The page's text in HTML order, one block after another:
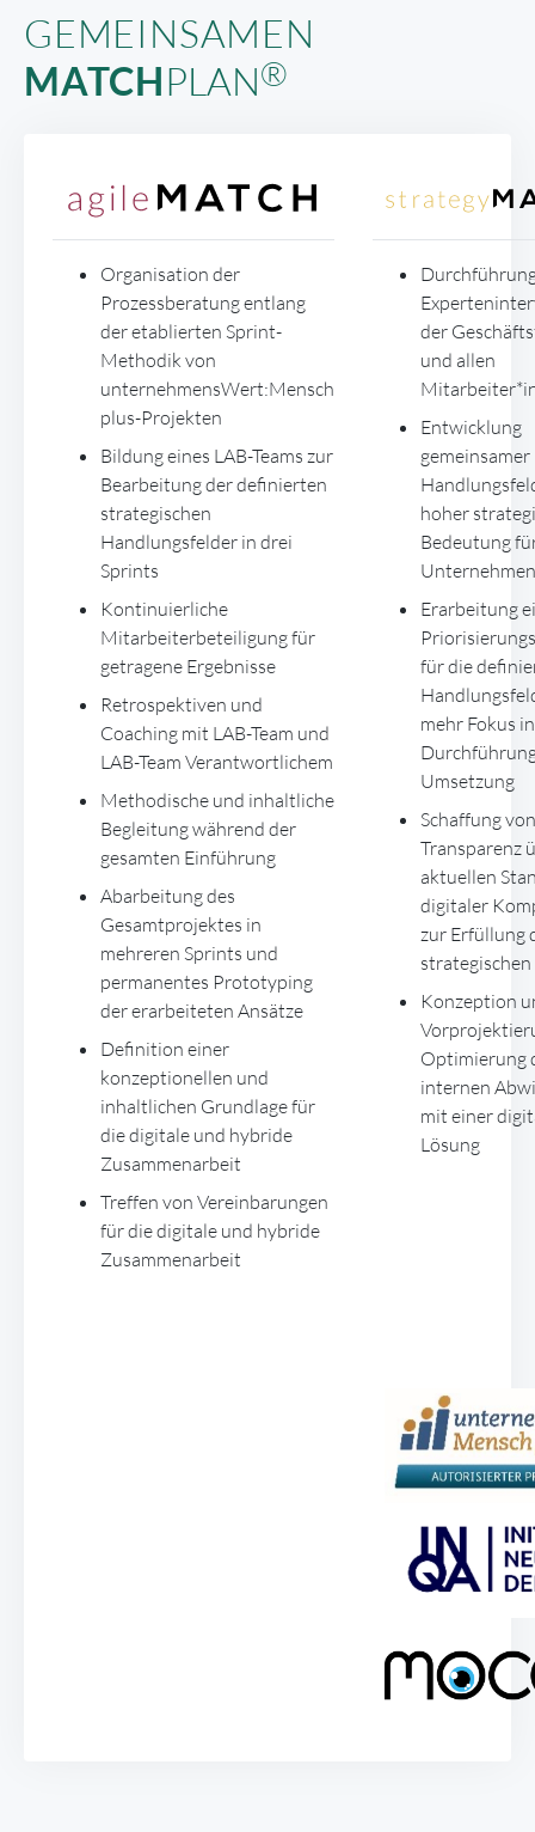
EMEINSAMEN
MATCHPLAN®
Organisation der
Prozessberatung entlang
der etablierten Sprint-
Methodik von
unternehmensWert:Mensch
plus-Projekten
Bildung eines LAB-Teams zur
Bearbeitung der definierten
strategischen
Handlungsfelder in drei
Sprints
Kontinuierliche
Mitarbeiterbeteiligung für
getragene Ergebnisse
Retrospektiven und
Coaching mit LAB-Team und
LAB-Team Verantwortlichem
Methodische und inhaltliche
Begleitung während der
gesamten Einführung
Abarbeitung des
Gesamtprojektes in
mehreren Sprints und
permanentes Prototyping
der erarbeiteten Ansätze
Definition einer
konzeptionellen und
inhaltlichen Grundlage für
die digitale und hybride
Zusammenarbeit
Treffen von Vereinbarungen
für die digitale und hybride
Zusammenarbeit
der
und allen
Entwicklung
gemeinsamer
hoher
Bedeutung
Unternehmen
Erarbeitung
für die
mehr Fokus
Umsetzung
Schaffung von
Transparenz
aktuellen
digitaler
zur Erfüllung
Konzeption
Optimierung
internen
mit einer
Lösung